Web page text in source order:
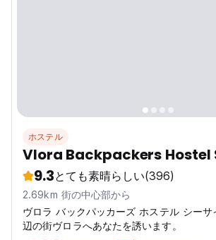
ホステル
9.3とても素晴らしい(396)
2.69km 街の中心部から
ヴロラ バックパッカーズ ホステル シーサ
辺の街ヴロラへあなたを誘います。